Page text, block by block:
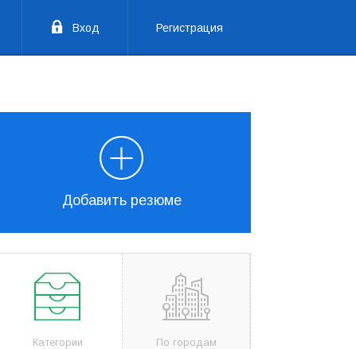
Вход Регистрация
Добавить резюме
Категории По городам